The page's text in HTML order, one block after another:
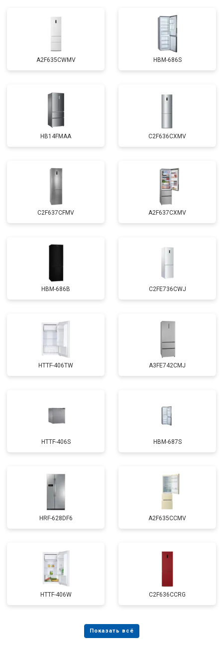
A2F635CWMV HBM-686S
HB14FMAA C2F636CXMV
C2F637CFMV A2F637CXMV
HBM-686B C2FE736CWJ
HTTF-406TW A3FE742CMJ
HTTF-406S HBM-687S
HRF-628DF6 A2F635CCMV
HTTF-406W C2F636CCRG